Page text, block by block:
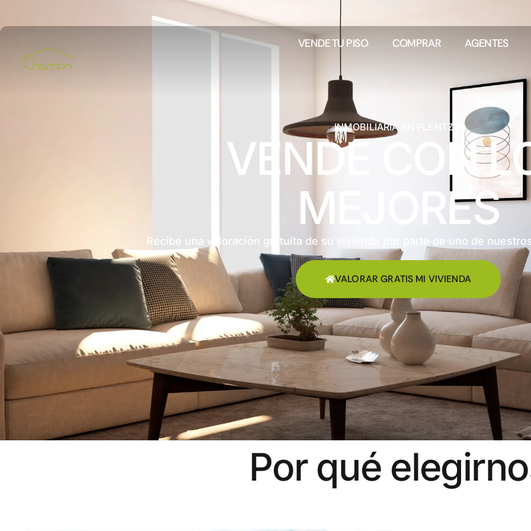
VENDE TU PISO COMPRAR AGENTES
INMOBILIARIA EN PLENTZIA
VENDE CON
MEJORES
Recibe una valoración gratuita de su vivienda por parte de uno de
VALORAR GRATIS MI VIVIENDA
Por qué